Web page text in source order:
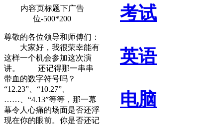
考试
英语
电脑
内容页标题下广告
位-500*200
尊敬的各位领导和师傅们：
大家好，我很荣幸能有
这样一个机会参加这次演
讲。 还记得那一串串
带血的数字符号吗？
“12.23”、“10.27”、
……、“4.13”等等，那一幕
幕令人心痛的场面是否还浮
现在你的眼前。你是否还记